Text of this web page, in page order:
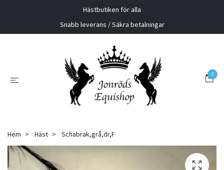
Hästbutiken för alla
Snabb leverans / Säkra betalningar
0
Hem Häst Schabrak,grå,dr,F